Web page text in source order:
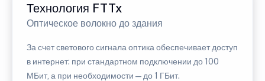
Технология FTTx
Оптическое волокно до здания
За счет светового сигнала оптика обеспечивает доступ
в интернет: при стандартном подключении до 100
МБит, а при необходимости — до 1 ГБит.